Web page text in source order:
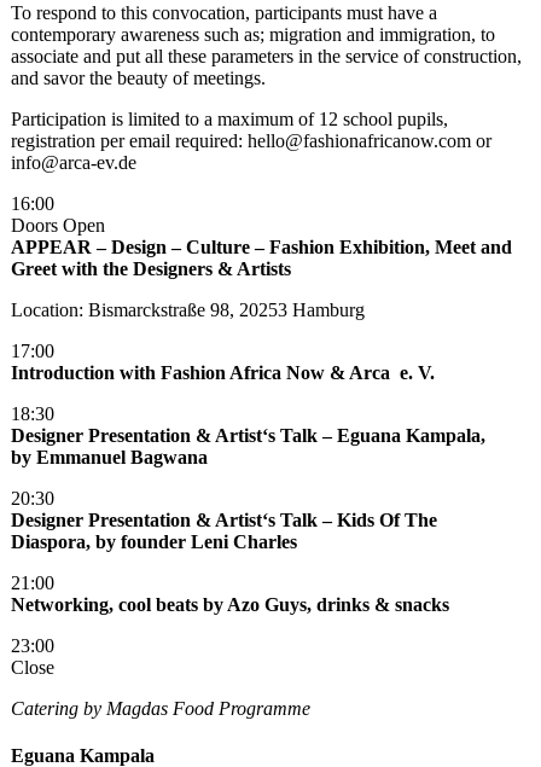
To respond to this convocation, participants must have a
contemporary awareness such as; migration and immigration, to
associate and put all these parameters in the service of construction,
and savor the beauty of meetings.
Participation is limited to a maximum of 12 school pupils,
registration per email required: hello@fashionafricanow.com or
info@arca-ev.de
16:00
Doors Open
APPEAR – Design – Culture – Fashion Exhibition, Meet and
Greet with the Designers & Artists
Location: Bismarckstraße 98, 20253 Hamburg
17:00
Introduction with Fashion Africa Now & Arca e. V.
18:30
Designer Presentation & Artist‘s Talk – Eguana Kampala,
by Emmanuel Bagwana
20:30
Designer Presentation & Artist‘s Talk – Kids Of The
Diaspora, by founder Leni Charles
21:00
Networking, cool beats by Azo Guys, drinks & snacks
23:00
Close
Catering by Magdas Food Programme
Eguana Kampala